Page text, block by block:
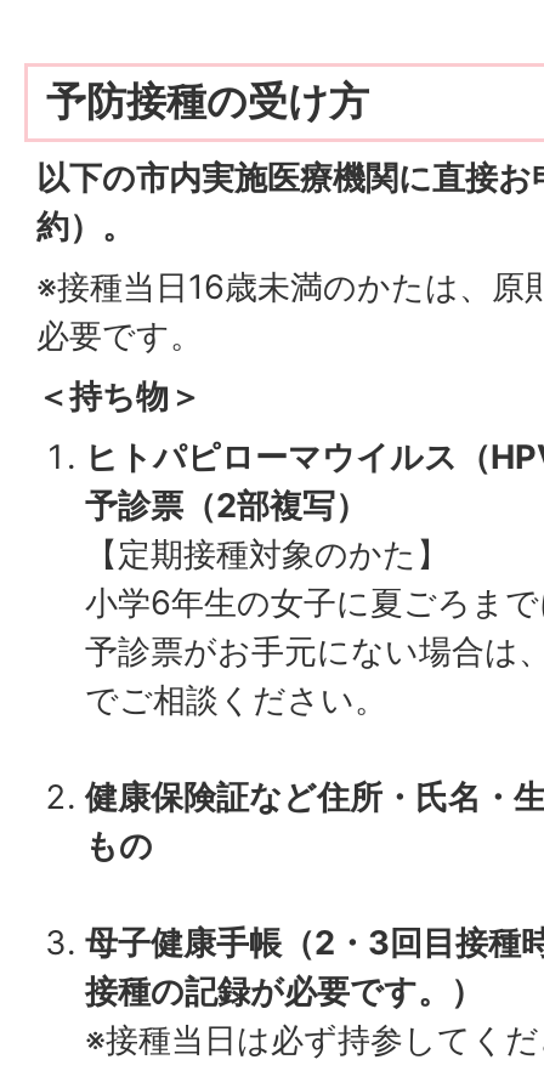
予防接種の受け方
以下の市内実施医療機関に直接
約）。
※接種当日16歳未満のかたは、原
必要です。
＜持ち物＞
ヒトパピローマウイルス（
予診票（2部複写）
【定期接種対象のかた】
小学6年生の女子に夏ごろま
予診票がお手元にない場合は
でご相談ください。
健康保険証など住所・氏名・
もの
母子健康手帳（2 ・3回目接種
接種の記録が必要です。）
※接種当日は必ず持参してく